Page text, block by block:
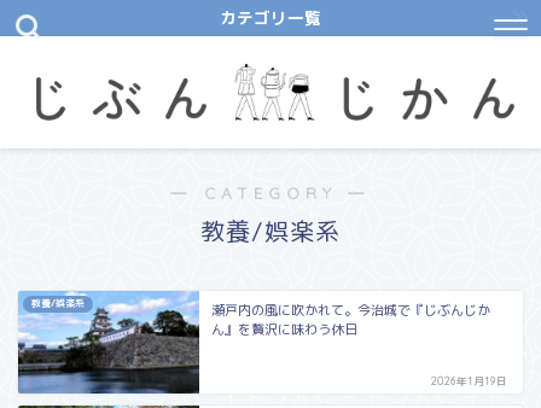
カテゴリ一覧
― CATEGORY ―
教養/娯楽系
教養/娯楽系
瀬戸内の風に吹かれて。今治城で『じぶんじか
ん』を贅沢に味わう休日
2026年1月19日